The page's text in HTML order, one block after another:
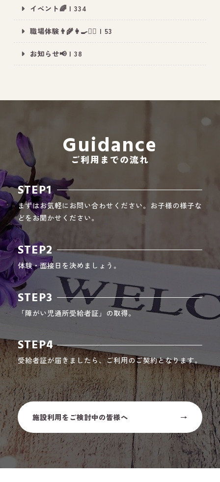
All Peace｜オールピース
Instagram 事業所紹介動画
CEO BLOG
イベント🌈 | 334
職場体験👨‍🌾👩‍🍳👮‍♂️ | 53
お知らせ📢 | 38
Guidance
ご利用までの流れ
STEP1
まずはお気軽にお問い合わせください。お子様の様子な
どをお聞かせください。
STEP2
体験・面接日を決めましょう。
STEP3
「障がい児通所受給者証」の取得。
STEP4
受給者証が届きましたら、ご利用のご契約となります。
施設利用をご検討中の皆様へ